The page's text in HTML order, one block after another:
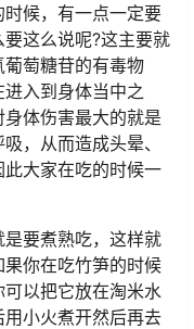
候，有一点一定要
这么说呢?这主要就
萄糖苷的有毒物
入到身体当中之
体伤害最大的就是
，从而造成头晕、
大家在吃的时候一
要煮熟吃，这样就
你在吃竹笋的时候
以把它放在淘米水
小火煮开然后再去